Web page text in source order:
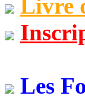
Livre
Les